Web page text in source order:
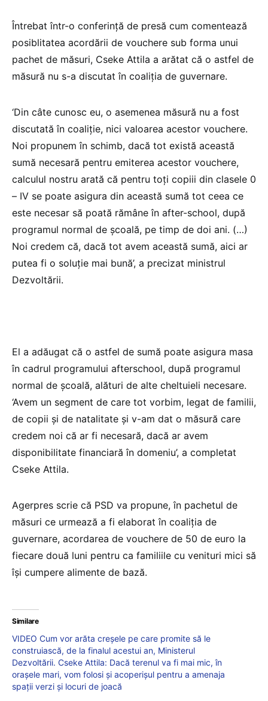
Întrebat într-o conferinţă de presă cum comentează
posiblitatea acordării de vouchere sub forma unui
pachet de măsuri, Cseke Attila a arătat că o astfel de
măsură nu s-a discutat în coaliţia de guvernare.
‘Din câte cunosc eu, o asemenea măsură nu a fost
discutată în coaliţie, nici valoarea acestor vouchere.
Noi propunem în schimb, dacă tot există această
sumă necesară pentru emiterea acestor vouchere,
calculul nostru arată că pentru toţi copiii din clasele 0
– IV se poate asigura din această sumă tot ceea ce
este necesar să poată rămâne în after-school, după
programul normal de şcoală, pe timp de doi ani. (…)
Noi credem că, dacă tot avem această sumă, aici ar
putea fi o soluţie mai bună’, a precizat ministrul
Dezvoltării.
El a adăugat că o astfel de sumă poate asigura masa
în cadrul programului afterschool, după programul
normal de şcoală, alături de alte cheltuieli necesare.
‘Avem un segment de care tot vorbim, legat de familii,
de copii şi de natalitate şi v-am dat o măsură care
credem noi că ar fi necesară, dacă ar avem
disponibilitate financiară în domeniu’, a completat
Cseke Attila.
Agerpres scrie că PSD va propune, în pachetul de
măsuri ce urmează a fi elaborat în coaliţia de
guvernare, acordarea de vouchere de 50 de euro la
fiecare două luni pentru ca familiile cu venituri mici să
îşi cumpere alimente de bază.
Similare
VIDEO Cum vor arăta creșele pe care promite să le
construiască, de la finalul acestui an, Ministerul
Dezvoltării. Cseke Attila: Dacă terenul va fi mai mic, în
orașele mari, vom folosi și acoperișul pentru a amenaja
spații verzi și locuri de joacă